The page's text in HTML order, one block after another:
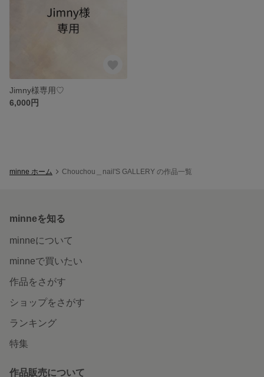
Jimny様専用♡
6,000円
minne ホーム Chouchou＿nail'S GALLERY の作品一覧
minneを知る
minneについて
minneで買いたい
作品をさがす
ショップをさがす
ランキング
特集
作品販売について